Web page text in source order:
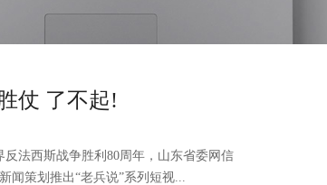
仗 了不起!
法西斯战争胜利80周年，山东省委网信
闻策划推出“老兵说”系列短视...